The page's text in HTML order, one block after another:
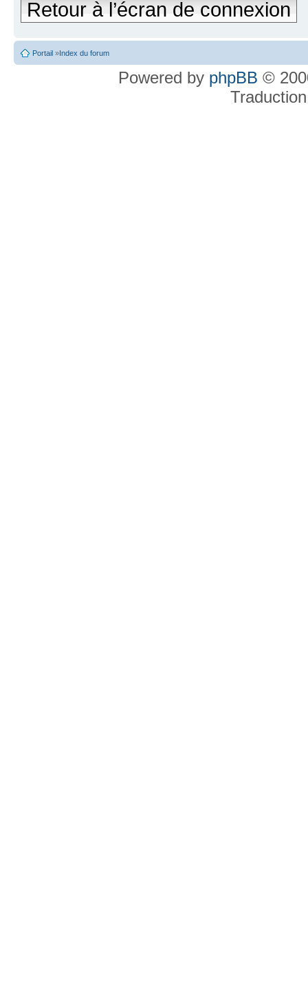
Retour à l’écran de connexion
Portail »Index du forum
Powered by phpBB ©